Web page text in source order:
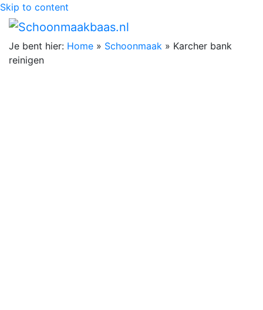
Skip to content
Je bent hier: Home » Schoonmaak » Karcher bank
reinigen